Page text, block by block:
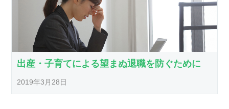
出産・子育てによる望まぬ退職を防ぐために
2019年3月28日